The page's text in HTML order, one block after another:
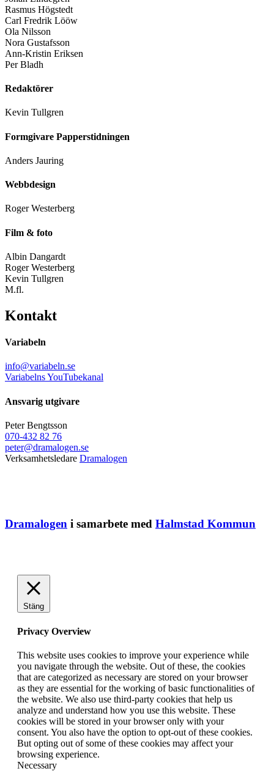
Rasmus Högstedt
Carl Fredrik Lööw
Ola Nilsson
Nora Gustafsson
Ann-Kristin Eriksen
Per Bladh
Redaktörer
Kevin Tullgren
Formgivare Papperstidningen
Anders Jauring
Webbdesign
Roger Westerberg
Film & foto
Albin Dangardt
Roger Westerberg
Kevin Tullgren
M.fl.
Kontakt
Variabeln
info@variabeln.se
Variabelns YouTubekanal
Ansvarig utgivare
Peter Bengtsson
070-432 82 76
peter@dramalogen.se
Verksamhetsledare Dramalogen
Dramalogen i samarbete med Halmstad Kommun
Stäng
Privacy Overview
This website uses cookies to improve your experience while
you navigate through the website. Out of these, the cookies
that are categorized as necessary are stored on your browser
as they are essential for the working of basic functionalities of
the website. We also use third-party cookies that help us
analyze and understand how you use this website. These
cookies will be stored in your browser only with your
consent. You also have the option to opt-out of these cookies.
But opting out of some of these cookies may affect your
browsing experience.
Necessary